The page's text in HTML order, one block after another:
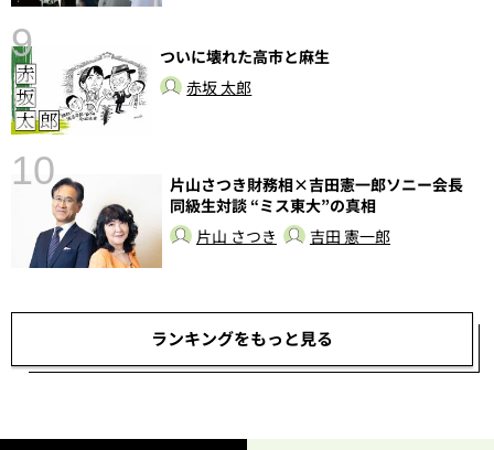
9
ついに壊れた高市と麻生
赤坂 太郎
10
片山さつき財務相×吉田憲一郎ソニー会長
同級生対談 “ミス東大”の真相
片山 さつき
吉田 憲一郎
ランキングをもっと見る